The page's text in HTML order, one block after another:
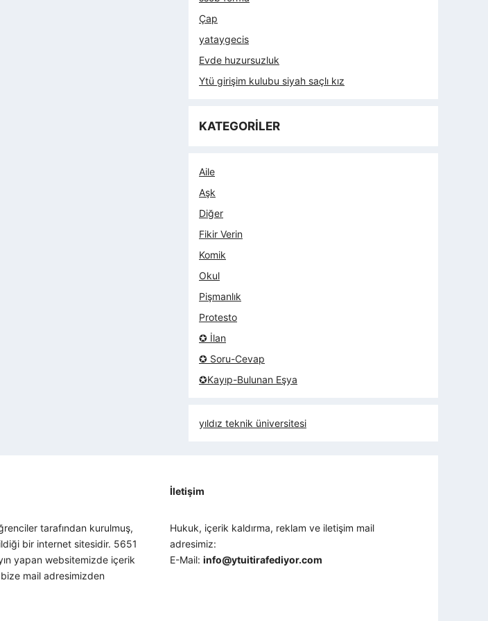
Çap
yataygecis
Evde huzursuzluk
Ytü girişim kulubu siyah saçlı kız
KATEGORİLER
Aile
Aşk
Diğer
Fikir Verin
Komik
Okul
Pişmanlık
Protesto
✪ İlan
✪ Soru-Cevap
✪Kayıp-Bulunan Eşya
yıldız teknik üniversitesi
tarafından kurulmuş,
bir internet sitesidir. 5651
yapan websitemizde içerik
mail adresimizden
İletişim
Hukuk, içerik kaldırma, reklam ve iletişim mail
adresimiz:
E-Mail:info@ytuitirafediyor.com